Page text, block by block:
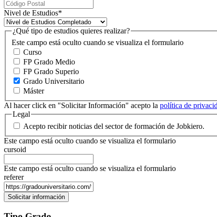
Nivel de Estudios*
Este campo está oculto cuando se visualiza el formulario
¿Qué tipo de estudios quieres realizar?
Curso
FP Grado Medio
FP Grado Superio
Grado Universitario
Máster
Al hacer click en "Solicitar Información" acepto la política de
Legal
Acepto recibir noticias del sector de formación de Jobkiero.
Este campo está oculto cuando se visualiza el formulario
cursoid
Este campo está oculto cuando se visualiza el formulario
referer